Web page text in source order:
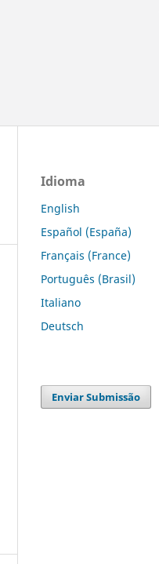
Idioma
English
Español (España)
Français (France)
Português (Brasil)
Italiano
Deutsch
Enviar Submissão